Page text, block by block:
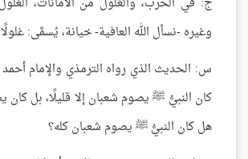
وغيره -نسأل الله العافية- خيانة، يُسمَّى:
س: الحديث الذي رواه الترمذي والإمام
كان النبيُّ ﷺ يصوم شعبان إلا قليلًا، بل كان
هل كان النبيُّ ﷺ يصوم شعبان كله؟